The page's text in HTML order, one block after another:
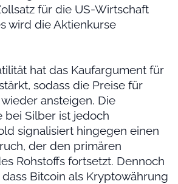
für die US-Wirtschaft
wird die Aktienkurse
hat das Kaufargument für
sodass die Preise für
ansteigen. Die
bei Silber ist jedoch
signalisiert hingegen einen
der den primären
Rohstoffs fortsetzt. Dennoch
Bitcoin als Kryptowährung